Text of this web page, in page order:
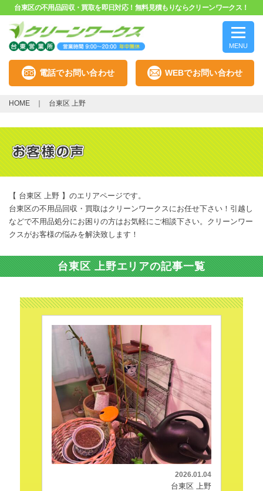
台東区の不用品回収・買取を即日対応！無料見積もりならクリーンワークス！
MENU
電話でお問い合わせ WEBでお問い合わせ
HOME 台東区 上野
【 台東区 上野 】のエリアページです。
台東区の不用品回収・買取はクリーンワークスにお任せ下さい！引越し
などで不用品処分にお困りの方はお気軽にご相談下さい。クリーンワー
クスがお客様の悩みを解決致します！
台東区 上野エリアの記事一覧
2026.01.04
台東区 上野